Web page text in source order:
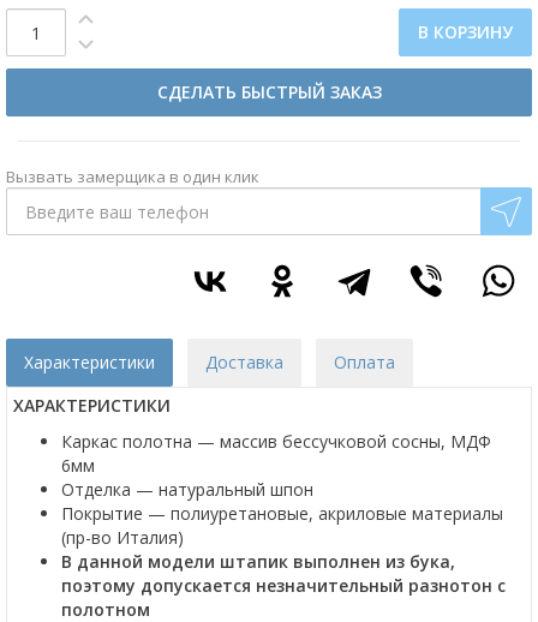
В КОРЗИНУ
СДЕЛАТЬ БЫСТРЫЙ ЗАКАЗ
Вызвать замерщика в один клик
Характеристики Доставка
Оплата
ХАРАКТЕРИСТИКИ
Каркас полотна — массив бессучковой сосны, МДФ
6мм
Отделка — натуральный шпон
Покрытие — полиуретановые, акриловые материалы
(пр-во Италия)
В данной модели штапик выполнен из бука,
поэтому допускается незначительный разнотон с
полотном